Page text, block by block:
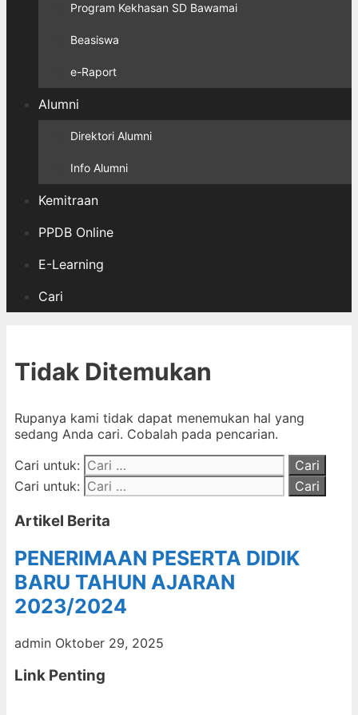
Program Kekhasan SD Bawamai
Beasiswa
e-Raport
Alumni
Direktori Alumni
Info Alumni
Kemitraan
PPDB Online
E-Learning
Cari
Tidak Ditemukan
Rupanya kami tidak dapat menemukan hal yang
sedang Anda cari. Cobalah pada pencarian.
Cari untuk:
Cari untuk:
Artikel Berita
PENERIMAAN PESERTA DIDIK
BARU TAHUN AJARAN
2023/2024
admin Oktober 29, 2025
Link Penting